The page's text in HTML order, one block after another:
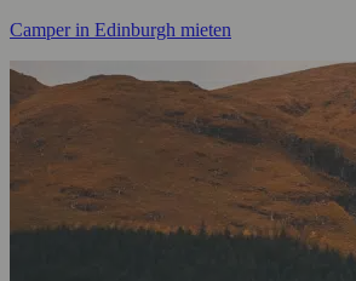
Camper in Edinburgh mieten